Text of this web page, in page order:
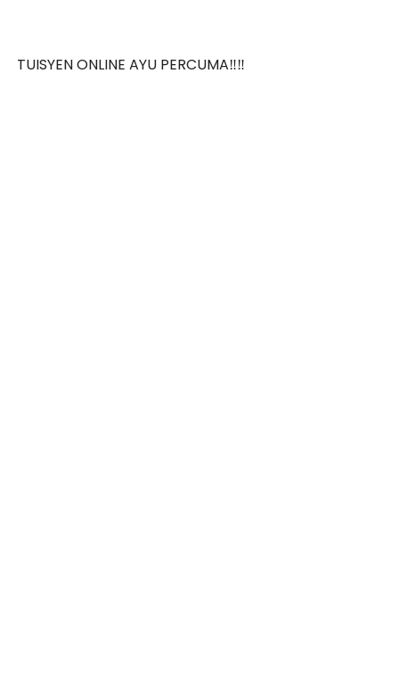
TUISYEN ONLINE AYU PERCUMA‼️‼️